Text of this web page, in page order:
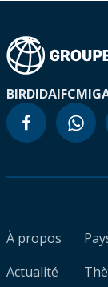
BIRDIDAIFC
À propos
Actualité